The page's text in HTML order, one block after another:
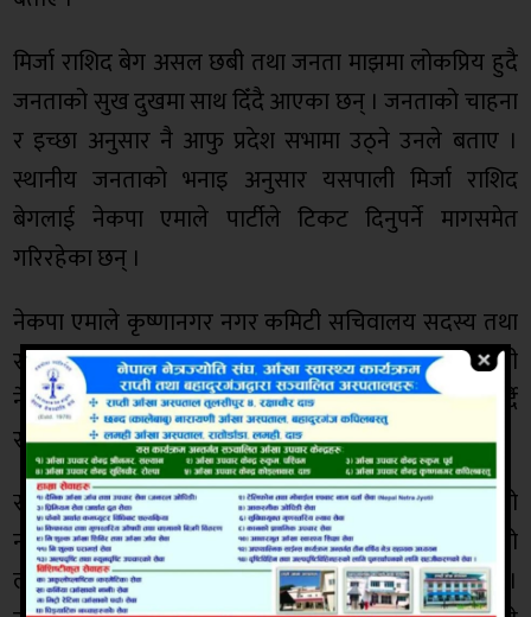
मिर्जा राशिद बेग असल छबी तथा जनता माझमा लोकप्रिय हुदै
जनताको सुख दुखमा साथ दिँदै आएका छन् । जनताको चाहना
र इच्छा अनुसार नै आफु प्रदेश सभामा उठ्ने उनले बताए ।
स्थानीय जनताको भनाइ अनुसार यसपाली मिर्जा राशिद
बेगलाई नेकपा एमाले पार्टीले टिकट दिनुपर्ने मागसमेत
गरिरहेका छन् ।
नेकपा एमाले कृष्णानगर नगर कमिटी सचिवालय सदस्य तथा
राष्ट्रिय युवा संघ नेपाल कृष्णनगरका नगर अध्यक्ष पदमा बसी
नेकपा एमालेका लागि निरन्तर सात वर्षदेखि काम गर्दै
राजनीतिक क्षेत्रमा सक्रिय हुँदै आएका छन् ।
स्थानीय निर्वाचनमा बेगलाई टिकट नदिए पनि मिर्जाले पार्टीको
नीती, सिद्धान्त अनुसार नेकपा एमाले पार्टीका उम्मेदवारहरुको
लागि घरदैलो गरि मत माग्नमा निकै सहयोग पुर्याएका छन् ।